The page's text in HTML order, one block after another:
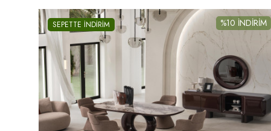
%10 İNDİRİM
SEPETTE İNDİRİM